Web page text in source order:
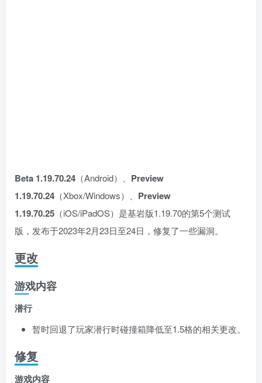
Beta 1.19.70.24 （Android）、 Preview
1.19.70.24 （Xbox/Windows）、 Preview
1.19.70.25 （iOS/iPadOS）是基岩版1.19.70的第5个测试
版，发布于2023年2月23日至24日 ，修复了一些漏洞。
更改
游戏内容
潜行
暂时回退了玩家潜行时碰撞箱降低至1.5格的相关更改。
修复
游戏内容